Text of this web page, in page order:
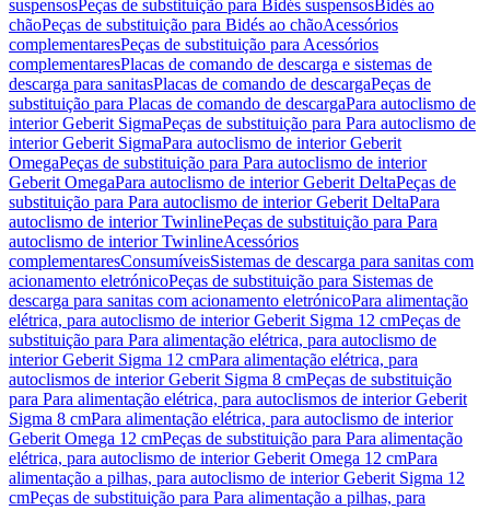
suspensosPeças de substituição para Bidés suspensosBidés ao
chãoPeças de substituição para Bidés ao chãoAcessórios
complementaresPeças de substituição para Acessórios
complementaresPlacas de comando de descarga e sistemas de
descarga para sanitasPlacas de comando de descargaPeças de
substituição para Placas de comando de descargaPara autoclismo de
interior Geberit SigmaPeças de substituição para Para autoclismo de
interior Geberit SigmaPara autoclismo de interior Geberit
OmegaPeças de substituição para Para autoclismo de interior
Geberit OmegaPara autoclismo de interior Geberit DeltaPeças de
substituição para Para autoclismo de interior Geberit DeltaPara
autoclismo de interior TwinlinePeças de substituição para Para
autoclismo de interior TwinlineAcessórios
complementaresConsumíveisSistemas de descarga para sanitas com
acionamento eletrónicoPeças de substituição para Sistemas de
descarga para sanitas com acionamento eletrónicoPara alimentação
elétrica, para autoclismo de interior Geberit Sigma 12 cmPeças de
substituição para Para alimentação elétrica, para autoclismo de
interior Geberit Sigma 12 cmPara alimentação elétrica, para
autoclismos de interior Geberit Sigma 8 cmPeças de substituição
para Para alimentação elétrica, para autoclismos de interior Geberit
Sigma 8 cmPara alimentação elétrica, para autoclismo de interior
Geberit Omega 12 cmPeças de substituição para Para alimentação
elétrica, para autoclismo de interior Geberit Omega 12 cmPara
alimentação a pilhas, para autoclismo de interior Geberit Sigma 12
cmPeças de substituição para Para alimentação a pilhas, para